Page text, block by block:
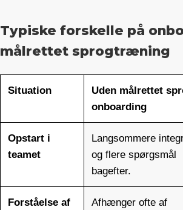
Typiske forskelle på
målrettet sprogtræning
Situation
Uden målrettet
onboarding
Opstart i
teamet
Langsommere
og flere spørgsmål
bagefter.
Forståelse af Afhænger ofte af